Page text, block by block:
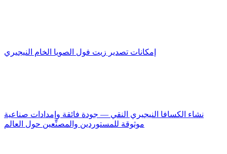
إمكانات تصدير زيت فول الصويا الخام النيجيري
نشاء الكسافا النيجيري النقي — جودة فائقة وإمدادات صناعية
موثوقة للمستوردين والمصنِّعين حول العالم